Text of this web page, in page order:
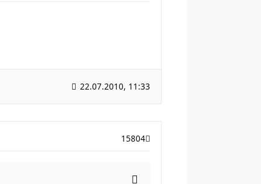
22.07.2010, 11:33
15804